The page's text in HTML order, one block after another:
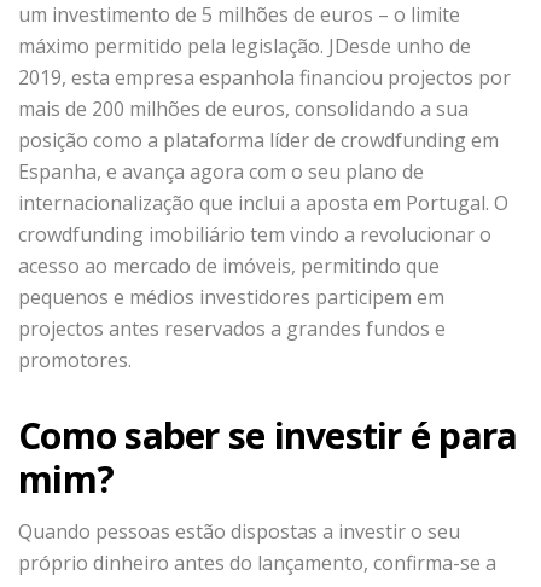
um investimento de 5 milhões de euros – o limite
máximo permitido pela legislação. JDesde unho de
2019, esta empresa espanhola financiou projectos por
mais de 200 milhões de euros, consolidando a sua
posição como a plataforma líder de crowdfunding em
Espanha, e avança agora com o seu plano de
internacionalização que inclui a aposta em Portugal. O
crowdfunding imobiliário tem vindo a revolucionar o
acesso ao mercado de imóveis, permitindo que
pequenos e médios investidores participem em
projectos antes reservados a grandes fundos e
promotores.
Como saber se investir é para
mim?
Quando pessoas estão dispostas a investir o seu
próprio dinheiro antes do lançamento, confirma-se a